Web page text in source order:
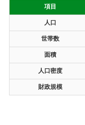
項目
人口
世帯数
面積
人口密度
財政規模